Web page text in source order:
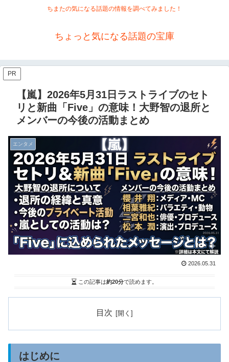
ちまたの気になる話題の情報を調べてみました！
ちょっと気になる話題の宝庫
PR
【嵐】2026年5月31日ラストライブのセト
リと新曲「Five」の意味！大野智の退所と
メンバーの今後の活動まとめ
エンタメ
2026.05.31
この記事は約20分で読めます。
目次
はじめに